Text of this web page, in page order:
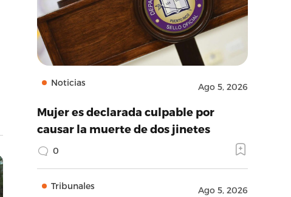
Noticias Ago 5, 2026
Mujer es declarada culpable por
causar la muerte de dos jinetes
0
Tribunales Ago 5, 2026